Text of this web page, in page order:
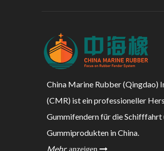
China Marine Rubber (Qingdao)
(CMR) ist ein professioneller
Gummifendern für die Schifffahrt
Gummiprodukten in China.
Mehr anzeigen 